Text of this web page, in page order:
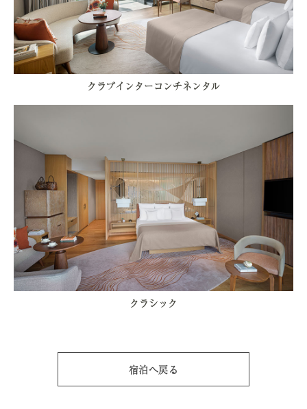
クラブインターコンチネンタル
クラシック
宿泊へ戻る